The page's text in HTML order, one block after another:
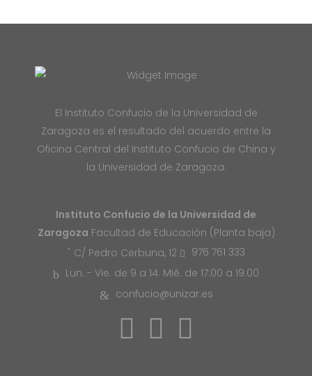
El Instituto Confucio de la Universidad de
Zaragoza es el resultado del acuerdo entre la
Oficina Central del Instituto Confucio de China y
la Universidad de Zaragoza.
Instituto Confucio de la Universidad de
Zaragoza Facultad de Educación (Planta baja)
C/ Pedro Cerbuna, 12
976 761 333
Lun. - Vie. de 9 a 14. Mié. de 17:00 a 19:00
confucio@unizar.es